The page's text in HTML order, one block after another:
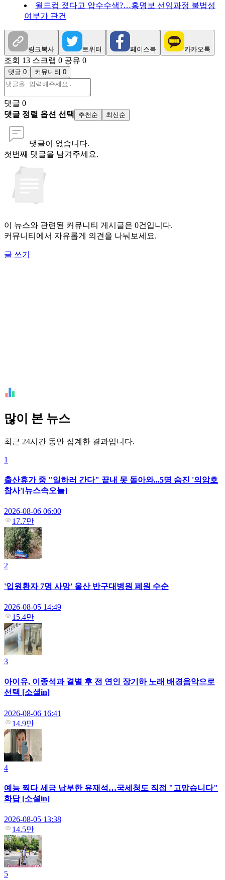
월드컵 졌다고 압수수색?…홍명보 선임과정 불법성
여부가 관건
링크복사 트위터 페이스북 카카오톡
조회 13 스크랩 0 공유 0
댓글 0 커뮤니티 0
댓글 0
댓글 정렬 옵션 선택
추천순 최신순
댓글이 없습니다.
첫번째 댓글을 남겨주세요.
이 뉴스와 관련된 커뮤니티 게시글은 0건입니다.
커뮤니티에서 자유롭게 의견을 나눠보세요.
글 쓰기
많이 본 뉴스
최근 24시간 동안 집계한 결과입니다.
1
출산휴가 중 "일하러 간다" 끝내 못 돌아와...5명 숨진 '의암호
참사'[뉴스속오늘]
2026-08-06 06:00
17.7만
2
'입원환자 7명 사망' 울산 반구대병원 폐원 수순
2026-08-05 14:49
15.4만
3
아이유, 이종석과 결별 후 전 연인 장기하 노래 배경음악으로
선택 [소셜in]
2026-08-06 16:41
14.9만
4
예능 찍다 세금 납부한 유재석…국세청도 직접 "고맙습니다"
화답 [소셜in]
2026-08-05 13:38
14.5만
5